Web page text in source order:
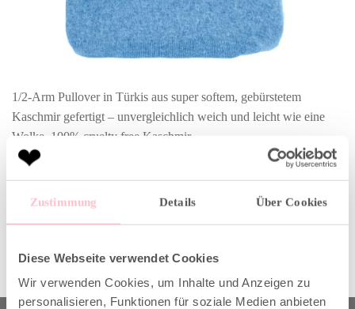
Zustimmung Details Über Cookies
Diese Webseite verwendet Cookies
Wir verwenden Cookies, um Inhalte und Anzeigen zu
personalisieren, Funktionen für soziale Medien anbieten
1/2-Arm Pullover in Türkis aus super softem, gebürstetem
Kaschmir gefertigt – unvergleichlich weich und leicht wie eine
Wolke. 100% cruelty free Kaschmir.